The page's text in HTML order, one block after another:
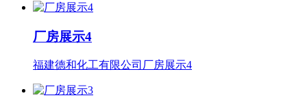
厂房展示4
福建德和化工有限公司厂房展示4